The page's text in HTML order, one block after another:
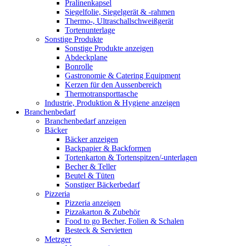
Pralinenkapsel
Siegelfolie, Siegelgerät & -rahmen
Thermo-, Ultraschallschweißgerät
Tortenunterlage
Sonstige Produkte
Sonstige Produkte anzeigen
Abdeckplane
Bonrolle
Gastronomie & Catering Equipment
Kerzen für den Aussenbereich
Thermotransporttasche
Industrie, Produktion & Hygiene anzeigen
Branchenbedarf
Branchenbedarf anzeigen
Bäcker
Bäcker anzeigen
Backpapier & Backformen
Tortenkarton & Tortenspitzen/-unterlagen
Becher & Teller
Beutel & Tüten
Sonstiger Bäckerbedarf
Pizzeria
Pizzeria anzeigen
Pizzakarton & Zubehör
Food to go Becher, Folien & Schalen
Besteck & Servietten
Metzger